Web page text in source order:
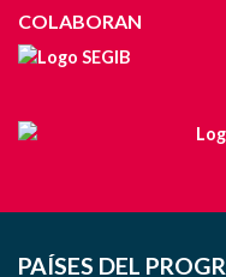
COLABORAN
PAÍSES DEL